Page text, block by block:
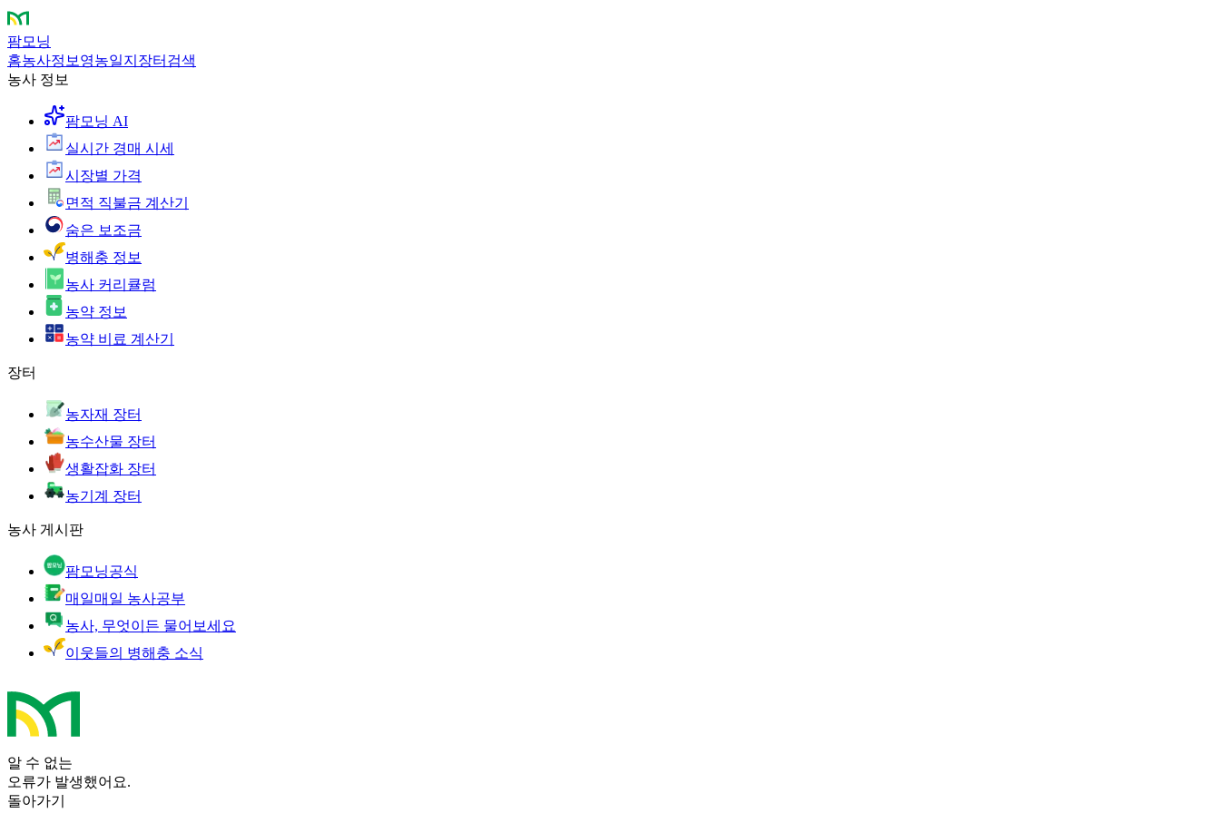
팜모닝
홈농사정보 영농일지 장터 검색
농사 정보
팜모닝 AI
실시간 경매 시세
시장별 가격
면적 직불금 계산기
숨은 보조금
병해충 정보
농사 커리큘럼
농약 정보
농약 비료 계산기
장터
농자재 장터
농수산물 장터
생활잡화 장터
농기계 장터
농사 게시판
팜모닝공식
매일매일 농사공부
농사, 무엇이든 물어보세요
이웃들의 병해충 소식
알 수 없는
오류가 발생했어요.
돌아가기